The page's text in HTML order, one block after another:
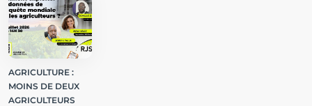
AGRICULTURE :
MOINS DE DEUX
AGRICULTEURS